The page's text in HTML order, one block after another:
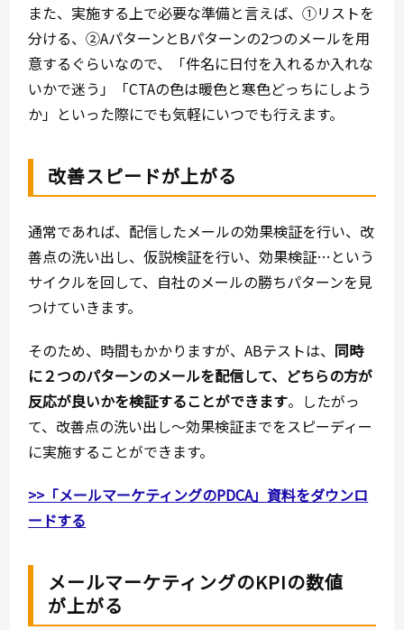
また、実施する上で必要な準備と言えば、①リストを
分ける、②AパターンとBパターンの2つのメールを用
意するぐらいなので、「件名に日付を入れるか入れな
いかで迷う」「CTAの色は暖色と寒色どっちにしよう
か」といった際にでも気軽にいつでも行えます。
改善スピードが上がる
通常であれば、配信したメールの効果検証を行い、改
善点の洗い出し、仮説検証を行い、効果検証…という
サイクルを回して、自社のメールの勝ちパターンを見
つけていきます。
そのため、時間もかかりますが、ABテストは、 同時
に２つのパターンのメールを配信して、どちらの方が
反応が良いかを検証することができます。したがっ
て、改善点の洗い出し～効果検証までをスピーディー
に実施することができます。
>>「メールマーケティングのPDCA」資料をダウンロ
ードする
メールマーケティングのKPIの数値
が上がる